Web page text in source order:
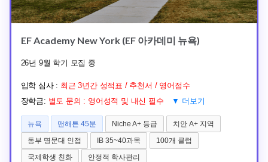
EF Academy New York (EF 아카데미 뉴욕)
26년 9월 학기 모집 중
입학 심사 : 최근 3년간 성적표 / 추천서 / 영어점수
장학금: 별도 문의 : 영어성적 및 내신 필수 ▼ 더보기
뉴욕 맨해튼 45분 Niche A+ 등급
치안 A+ 지역
동부 명문대 인접
IB 35~40과목
100개 클럽
국제학생 친화
안정적 학사관리